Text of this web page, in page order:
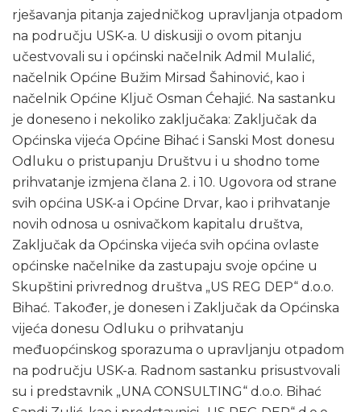
rješavanja pitanja zajedničkog upravljanja otpadom
na području USK-a. U diskusiji o ovom pitanju
učestvovali su i općinski načelnik Admil Mulalić,
načelnik Općine Bužim Mirsad Šahinović, kao i
načelnik Općine Ključ Osman Ćehajić. Na sastanku
je doneseno i nekoliko zaključaka: Zaključak da
Općinska vijeća Općine Bihać i Sanski Most donesu
Odluku o pristupanju Društvu i u shodno tome
prihvatanje izmjena člana 2. i 10. Ugovora od strane
svih općina USK-a i Općine Drvar, kao i prihvatanje
novih odnosa u osnivačkom kapitalu društva,
Zaključak da Općinska vijeća svih općina ovlaste
općinske načelnike da zastupaju svoje općine u
Skupštini privrednog društva „US REG DEP“ d.o.o.
Bihać. Također, je donesen i Zaključak da Općinska
vijeća donesu Odluku o prihvatanju
međuopćinskog sporazuma o upravljanju otpadom
na području USK-a. Radnom sastanku prisustvovali
su i predstavnik „UNA CONSULTING“ d.o.o. Bihać